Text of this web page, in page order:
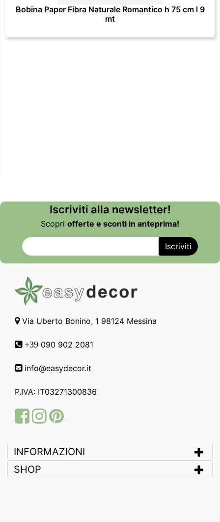
Bobina Paper Fibra Naturale Romantico h 75 cm l 9
mt
Iscriviti alla newsletter!
Scopri offerte e sconti in anteprima!
Via Uberto Bonino, 1 98124 Messina
+39 090 902 2081
info@easydecor.it
P.IVA: IT03271300836
FacebookInstagram
Pinterest
INFORMAZIONI
SHOP